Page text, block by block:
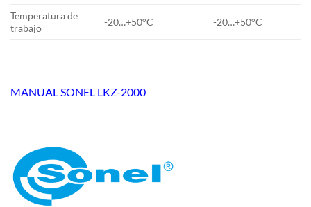
Temperatura de
trabajo
-20…+50°C -20…+50°C
MANUAL SONEL LKZ-2000